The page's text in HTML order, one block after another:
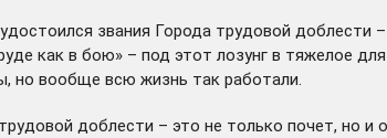
звания Города трудовой
как в бою» – под этот лозунг в тяжелое
но вообще всю жизнь так работали.
доблести – это не только почет, но